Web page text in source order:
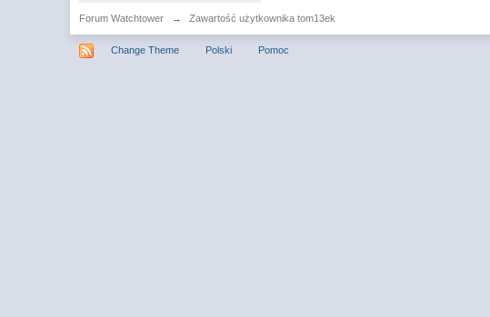
Forum Watchtower → Zawartość użytkownika tom13ek
Change Theme Polski Pomoc